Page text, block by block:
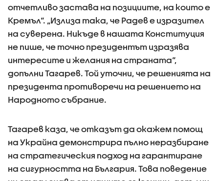
отчетливо застава на позициите, на които е
Кремъл“. „Излиза така, че Радев е изразител
на суверена. Никъде в нашата Конституция
не пише, че точно президентът изразява
интересите и желания на страната“,
допълни Тагарев. Той уточни, че решенията на
президента противоречи на решението на
Народното събрание.
Тагарев каза, че отказът да окажем помощ
на Украйна демонстрира пълно неразбиране
на стратегическия подход на гарантиране
на сигурността на България. Това поведение